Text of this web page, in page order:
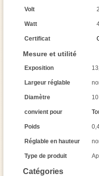
Catégories
Volt
Watt
Certificat
Mesure et utilité
Exposition
Largeur réglable
Diamètre
convient pour
Poids
Réglable en hauteur
Type de produit